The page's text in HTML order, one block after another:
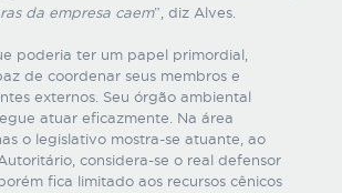
da empresa caem”, diz Alves.
poderia ter um papel primordial,
de coordenar seus membros e
externos. Seu órgão ambiental
atuar eficazmente. Na área
o legislativo mostra-se atuante, ao
considera-se o real defensor
fica limitado aos recursos cênicos